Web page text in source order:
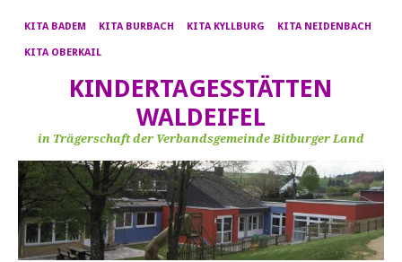
KITA BADEM KITA BURBACH KITA KYLLBURG KITA NEIDENBACH
KITA OBERKAIL
KINDERTAGESSTÄTTEN
WALDEIFEL
in Trägerschaft der Verbandsgemeinde Bitburger Land